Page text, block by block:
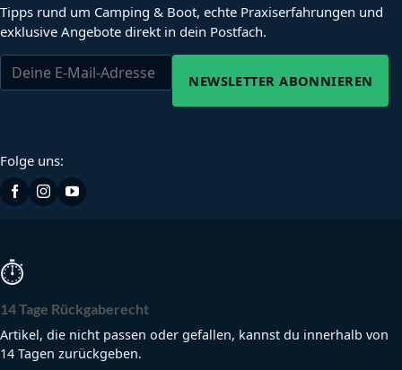
Tipps rund um Camping & Boot, echte Praxiserfahrungen und
exklusive Angebote direkt in dein Postfach.
NEWSLETTER ABONNIEREN
Folge uns:
⏱
14 Tage Rückgaberecht
Artikel, die nicht passen oder gefallen, kannst du innerhalb von
14 Tagen zurückgeben.